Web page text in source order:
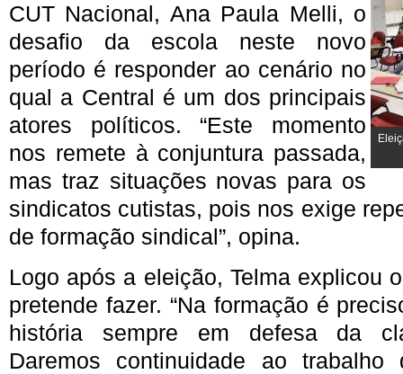
CUT Nacional, Ana Paula Melli, o
desafio da escola neste novo
período é responder ao cenário no
qual a Central é um dos principais
atores políticos. “Este momento
nos remete à conjuntura passada,
mas traz situações novas para os
sindicatos cutistas, pois nos exige
de formação sindical”, opina.
Logo após a eleição, Telma explicou
pretende fazer. “Na formação é
história sempre em defesa da
Daremos continuidade ao trabalho